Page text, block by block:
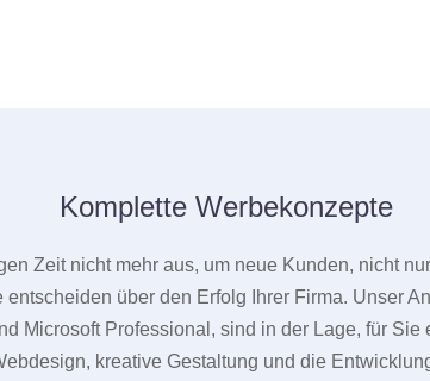
Komplette Werbekonzepte
Zeit nicht mehr aus, um neue Kunden, nicht
über den Erfolg Ihrer Firma. Unser
Microsoft Professional, sind in der Lage, für
kreative Gestaltung und die